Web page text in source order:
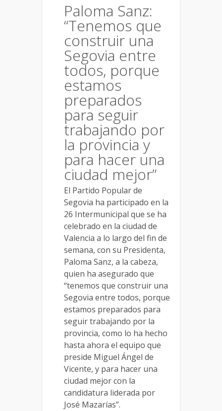
Paloma Sanz:
“Tenemos que
construir una
Segovia entre
todos, porque
estamos
preparados
para seguir
trabajando por
la provincia y
para hacer una
ciudad mejor”
El Partido Popular de
Segovia ha participado en la
26 Intermunicipal que se ha
celebrado en la ciudad de
Valencia a lo largo del fin de
semana, con su Presidenta,
Paloma Sanz, a la cabeza,
quien ha asegurado que
“tenemos que construir una
Segovia entre todos, porque
estamos preparados para
seguir trabajando por la
provincia, como lo ha hecho
hasta ahora el equipo que
preside Miguel Ángel de
Vicente, y para hacer una
ciudad mejorcon la
candidatura liderada por
José Mazarías”.